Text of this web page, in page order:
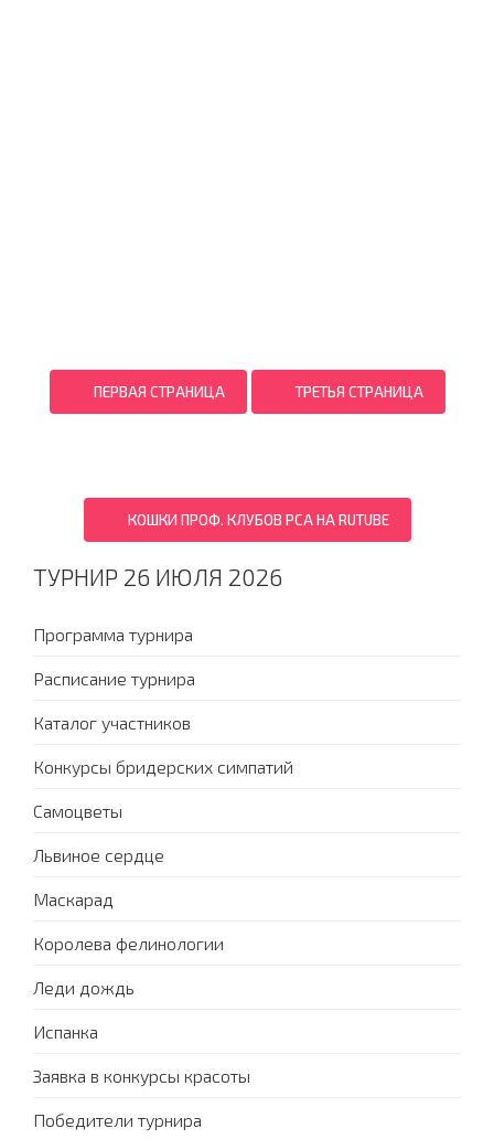
ПЕРВАЯ СТРАНИЦА ТРЕТЬЯ СТРАНИЦА
КОШКИ ПРОФ. КЛУБОВ PCA НА RUTUBE
ТУРНИР 26 ИЮЛЯ 2026
Программа турнира
Расписание турнира
Каталог участников
Конкурсы бридерских симпатий
Самоцветы
Львиное сердце
Маскарад
Королева фелинологии
Леди дождь
Испанка
Заявка в конкурсы красоты
Победители турнира